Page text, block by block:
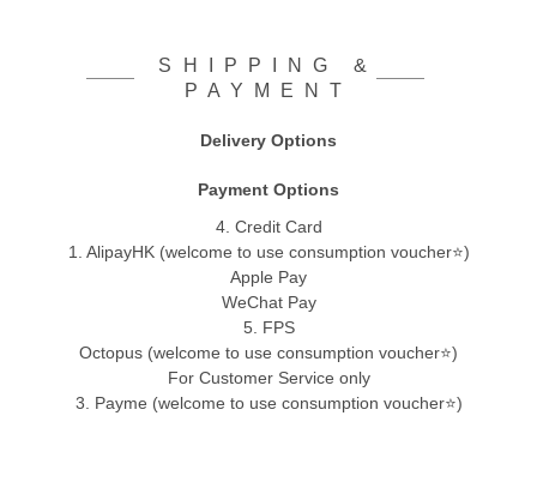
SHIPPING &
PAYMENT
Delivery Options
Payment Options
4. Credit Card
1. AlipayHK (welcome to use consumption voucher⭐)
Apple Pay
WeChat Pay
5. FPS
Octopus (welcome to use consumption voucher⭐)
For Customer Service only
3. Payme (welcome to use consumption voucher⭐)